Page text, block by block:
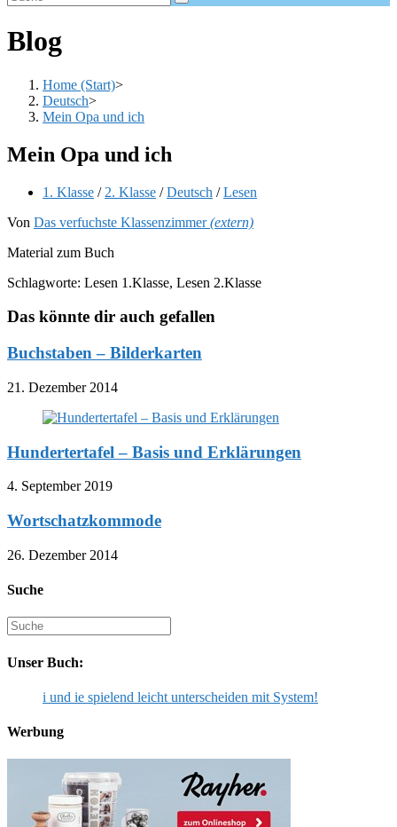
Blog
Home (Start)>
Deutsch>
Mein Opa und ich
Mein Opa und ich
Beitrags-
1. Klasse / 2. Klasse / Deutsch / Lesen
Von Das verfuchste Klassenzimmer(extern)
Material zum Buch
Schlagworte: Lesen 1.Klasse, Lesen 2.Klasse
Das könnte dir auch gefallen
Buchstaben – Bilderkarten
21. Dezember 2014
Hundertertafel – Basis und Erklärungen
4. September 2019
Wortschatzkommode
26. Dezember 2014
Suche
Suche
nach:
Unser Buch:
i und ie spielend leicht unterscheiden mit System!
Werbung